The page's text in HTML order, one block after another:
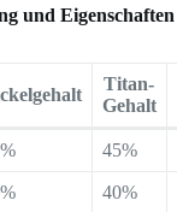
und Eigenschaften
Titan-
Gehalt
45%
40%